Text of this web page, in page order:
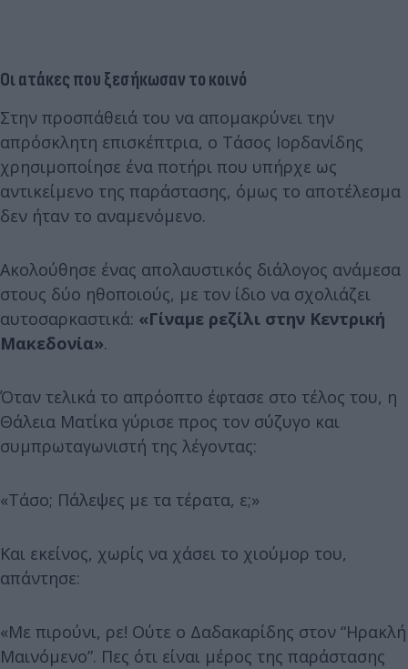
Οι ατάκες που ξεσήκωσαν το κοινό
Στην προσπάθειά του να απομακρύνει την
απρόσκλητη επισκέπτρια, ο Τάσος Ιορδανίδης
χρησιμοποίησε ένα ποτήρι που υπήρχε ως
αντικείμενο της παράστασης, όμως το αποτέλεσμα
δεν ήταν το αναμενόμενο.
Ακολούθησε ένας απολαυστικός διάλογος ανάμεσα
στους δύο ηθοποιούς, με τον ίδιο να σχολιάζει
αυτοσαρκαστικά: «Γίναμε ρεζίλι στην Κεντρική
Μακεδονία».
Όταν τελικά το απρόοπτο έφτασε στο τέλος του, η
Θάλεια Ματίκα γύρισε προς τον σύζυγο και
συμπρωταγωνιστή της λέγοντας:
«Τάσο; Πάλεψες με τα τέρατα, ε;»
Και εκείνος, χωρίς να χάσει το χιούμορ του,
απάντησε:
«Με πιρούνι, ρε! Ούτε ο Δαδακαρίδης στον “Ηρακλή
Μαινόμενο”. Πες ότι είναι μέρος της παράστασης